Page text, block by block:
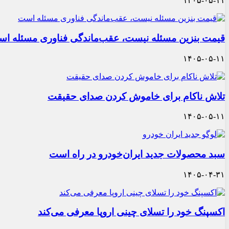
قیمت بنزین مسئله نیست، عقب‌ماندگی فناوری مسئله
۱۴۰۵-۰۵-۱۱
تلاش ناکام برای خاموش کردن صدای حقیقت
۱۴۰۵-۰۵-۱۱
سبد محصولات جدید ایران‌خودرو در راه است
۱۴۰۵-۰۴-۳۱
اکسپنگ خود را تسلای چینی اروپا معرفی می‌کند